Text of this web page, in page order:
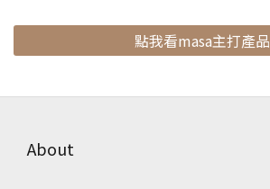
點我看masa主打產品
About